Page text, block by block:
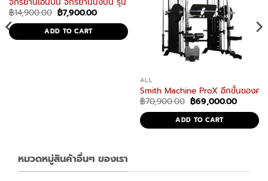
฿14,900.00 Original
price
was:
฿14,900.00.
฿7,900.00Current
฿7,900.00.
ADD TO CART
ALL
Smith Machine ProX อีกขั้นของค
฿70,900.00 Original
price
was:
฿70,900.00.
฿69,000.00Current
price
฿
ADD TO CART
หมวดหมู่สินค้าอื่นๆ ของเรา